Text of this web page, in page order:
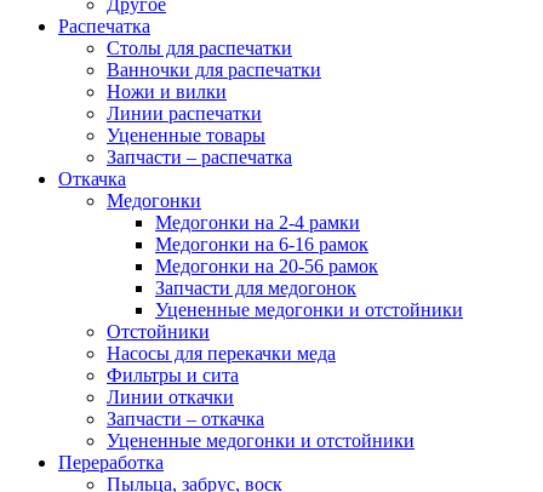
Другое
Распечатка
Столы для распечатки
Ванночки для распечатки
Ножи и вилки
Линии распечатки
Уцененные товары
Запчасти – распечатка
Откачка
Медогонки
Медогонки на 2-4 рамки
Медогонки на 6-16 рамок
Медогонки на 20-56 рамок
Запчасти для медогонок
Уцененные медогонки и отстойники
Отстойники
Насосы для перекачки меда
Фильтры и сита
Линии откачки
Запчасти – откачка
Уцененные медогонки и отстойники
Переработка
Пыльца, забрус, воск